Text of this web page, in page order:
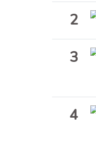
2
3
4